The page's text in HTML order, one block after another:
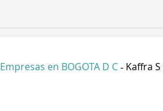
Empresas en BOGOTA D C - Kaffra S